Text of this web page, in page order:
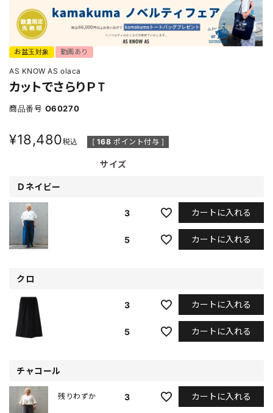
お盆玉対象 動画あり
AS KNOW AS olaca
カットでさらりＰＴ
商品番号 O60270
¥18,480税込 [ 168 ポイント付与 ]
サイズ
Ｄネイビー
3 カートに入れる
5 カートに入れる
クロ
3 カートに入れる
5 カートに入れる
チャコール
3
残りわずか カートに入れる